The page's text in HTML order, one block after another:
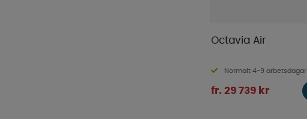
Octavia Air
Normalt 4-9 arbetsdagar
fr. 29 739 kr